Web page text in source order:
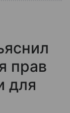
прав
для